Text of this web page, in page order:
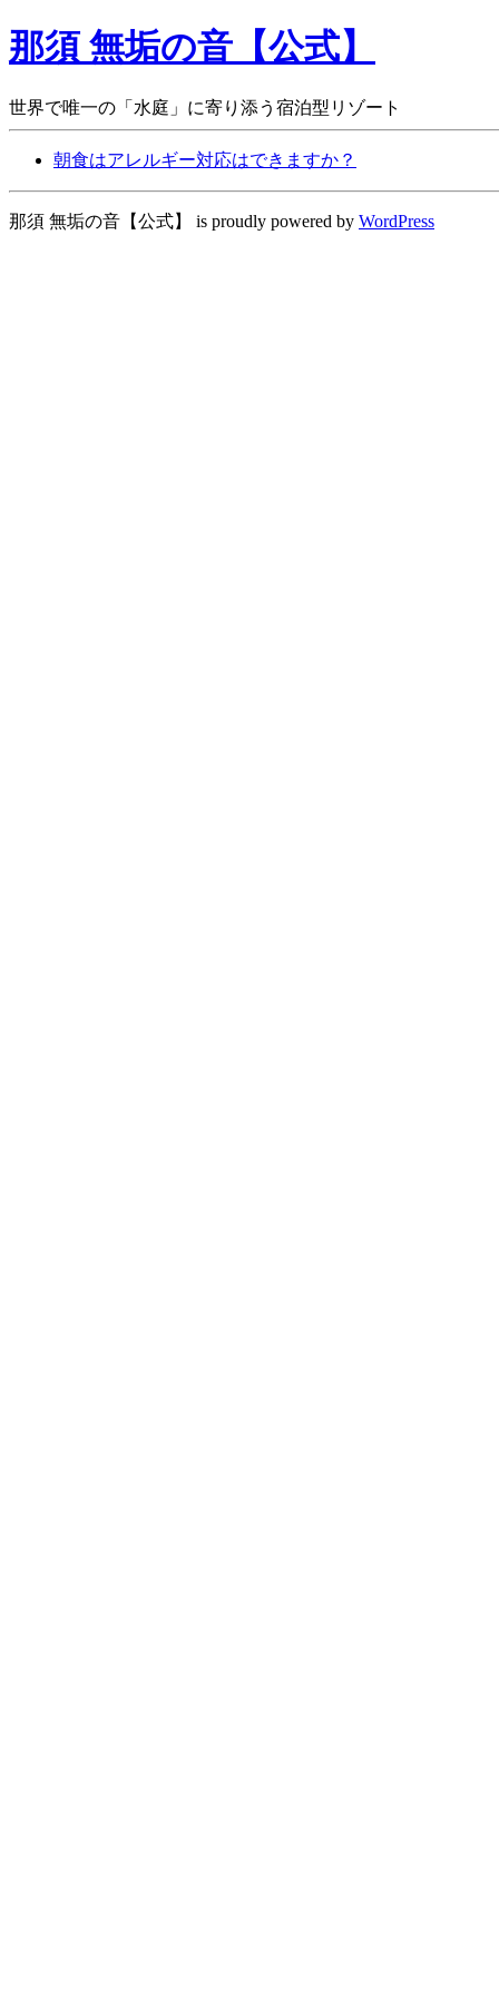
那須 無垢の音【公式】
世界で唯一の「水庭」に寄り添う宿泊型リゾート
朝食はアレルギー対応はできますか？
那須 無垢の音【公式】 is proudly powered by WordPress